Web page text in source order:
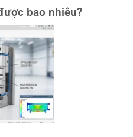
bao nhiêu?